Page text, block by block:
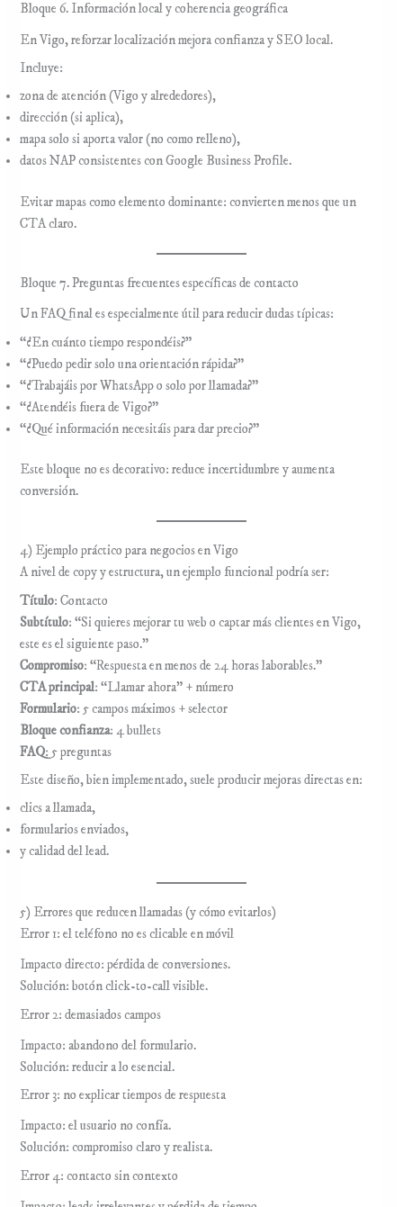
Bloque 6. Información local y coherencia geográfica
En Vigo, reforzar localización mejora confianza y SEO local.
Incluye:
zona de atención (Vigo y alrededores),
dirección (si aplica),
mapa solo si aporta valor (no como relleno),
datos NAP consistentes con Google Business Profile.
Evitar mapas como elemento dominante: convierten menos que un
CTA claro.
Bloque 7. Preguntas frecuentes específicas de contacto
Un FAQ final es especialmente útil para reducir dudas típicas:
“¿En cuánto tiempo respondéis?”
“¿Puedo pedir solo una orientación rápida?”
“¿Trabajáis por WhatsApp o solo por llamada?”
“¿Atendéis fuera de Vigo?”
“¿Qué información necesitáis para dar precio?”
Este bloque no es decorativo: reduce incertidumbre y aumenta
conversión.
4) Ejemplo práctico para negocios en Vigo
A nivel de copy y estructura, un ejemplo funcional podría ser:
Título: Contacto
Subtítulo: “Si quieres mejorar tu web o captar más clientes en Vigo,
este es el siguiente paso.”
Compromiso: “Respuesta en menos de 24 horas laborables.”
CTA principal: “Llamar ahora” + número
Formulario: 5 campos máximos + selector
Bloque confianza: 4 bullets
FAQ: 5 preguntas
Este diseño, bien implementado, suele producir mejoras directas en:
clics a llamada,
formularios enviados,
y calidad del lead.
5) Errores que reducen llamadas (y cómo evitarlos)
Error 1: el teléfono no es clicable en móvil
Impacto directo: pérdida de conversiones.
Solución: botón click-to-call visible.
Error 2: demasiados campos
Impacto: abandono del formulario.
Solución: reducir a lo esencial.
Error 3: no explicar tiempos de respuesta
Impacto: el usuario no confía.
Solución: compromiso claro y realista.
Error 4: contacto sin contexto